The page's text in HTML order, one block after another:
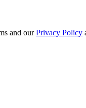
and ourPrivacy Policy